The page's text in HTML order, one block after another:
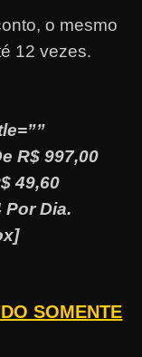
o mesmo
12 vezes.
R$ 997,00
49,60
Por Dia.
SOMENTE